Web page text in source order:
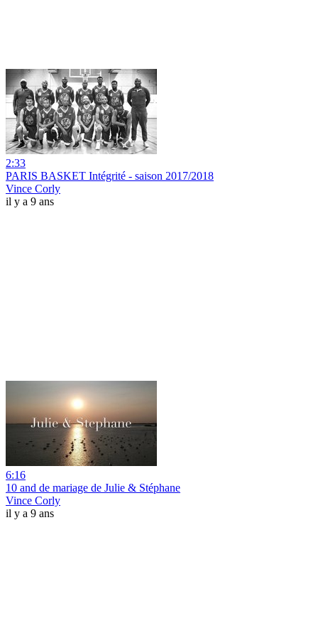
2:33
PARIS BASKET Intégrité - saison 2017/2018
Vince Corly
il y a 9 ans
6:16
10 and de mariage de Julie & Stéphane
Vince Corly
il y a 9 ans